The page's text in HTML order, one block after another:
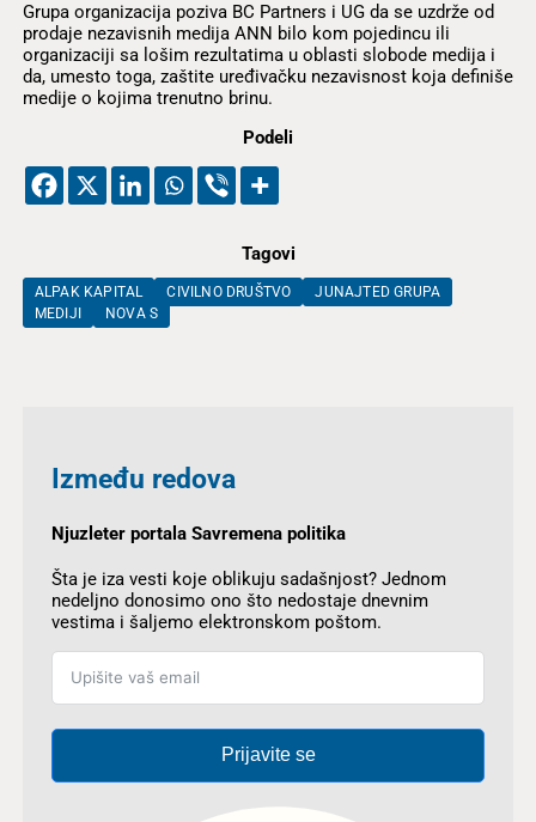
Grupa organizacija poziva BC Partners i UG da se uzdrže od
prodaje nezavisnih medija ANN bilo kom pojedincu ili
organizaciji sa lošim rezultatima u oblasti slobode medija i
da, umesto toga, zaštite uređivačku nezavisnost koja definiše
medije o kojima trenutno brinu.
Podeli
Tagovi
ALPAK KAPITAL CIVILNO DRUŠTVO
JUNAJTED GRUPA
MEDIJI
NOVA S
Između redova
Njuzleter portala Savremena politika
Šta je iza vesti koje oblikuju sadašnjost? Jednom
nedeljno donosimo ono što nedostaje dnevnim
vestima i šaljemo elektronskom poštom.
Prijavite se